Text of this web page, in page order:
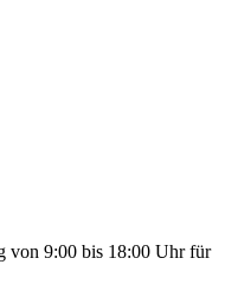
von 9:00 bis 18:00 Uhr für